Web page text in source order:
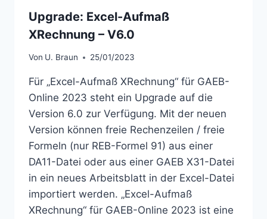
Upgrade: Excel-Aufmaß
XRechnung – V6.0
Von U. Braun 25/01/2023
Für „Excel-Aufmaß XRechnung“ für GAEB-
Online 2023 steht ein Upgrade auf die
Version 6.0 zur Verfügung. Mit der neuen
Version können freie Rechenzeilen / freie
Formeln (nur REB-Formel 91) aus einer
DA11-Datei oder aus einer GAEB X31-Datei
in ein neues Arbeitsblatt in der Excel-Datei
importiert werden. „Excel-Aufmaß
XRechnung“ für GAEB-Online 2023 ist eine